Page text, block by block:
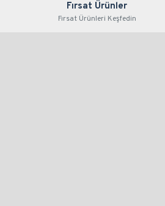
Fırsat Ürünler
Fırsat Ürünleri Keşfedin